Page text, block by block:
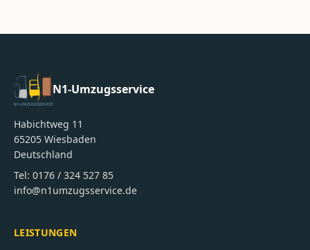
N1-Umzugsservice
Habichtweg 11
65205 Wiesbaden
Deutschland
Tel: 0176 / 324 527 85
info@n1umzugsservice.de
LEISTUNGEN